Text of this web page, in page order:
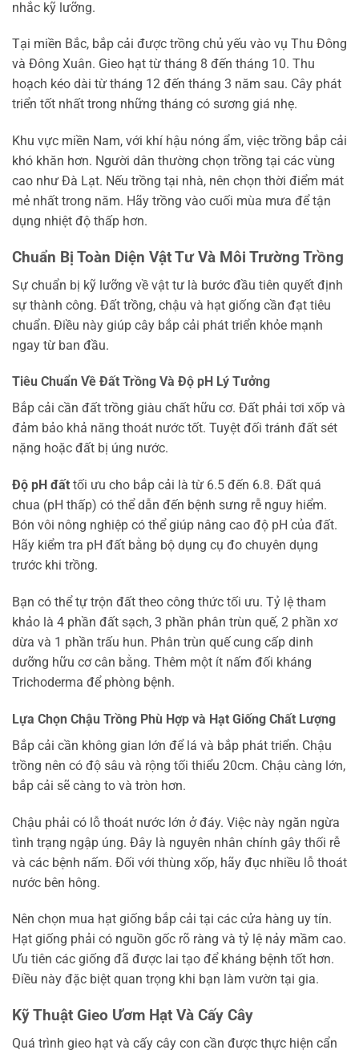
nhắc kỹ lưỡng.
Tại miền Bắc, bắp cải được trồng chủ yếu vào vụ Thu Đông
và Đông Xuân. Gieo hạt từ tháng 8 đến tháng 10. Thu
hoạch kéo dài từ tháng 12 đến tháng 3 năm sau. Cây phát
triển tốt nhất trong những tháng có sương giá nhẹ.
Khu vực miền Nam, với khí hậu nóng ẩm, việc trồng bắp cải
khó khăn hơn. Người dân thường chọn trồng tại các vùng
cao như Đà Lạt. Nếu trồng tại nhà, nên chọn thời điểm mát
mẻ nhất trong năm. Hãy trồng vào cuối mùa mưa để tận
dụng nhiệt độ thấp hơn.
Chuẩn Bị Toàn Diện Vật Tư Và Môi Trường Trồng
Sự chuẩn bị kỹ lưỡng về vật tư là bước đầu tiên quyết định
sự thành công. Đất trồng, chậu và hạt giống cần đạt tiêu
chuẩn. Điều này giúp cây bắp cải phát triển khỏe mạnh
ngay từ ban đầu.
Tiêu Chuẩn Về Đất Trồng Và Độ pH Lý Tưởng
Bắp cải cần đất trồng giàu chất hữu cơ. Đất phải tơi xốp và
đảm bảo khả năng thoát nước tốt. Tuyệt đối tránh đất sét
nặng hoặc đất bị úng nước.
Độ pH đất tối ưu cho bắp cải là từ 6.5 đến 6.8. Đất quá
chua (pH thấp) có thể dẫn đến bệnh sưng rễ nguy hiểm.
Bón vôi nông nghiệp có thể giúp nâng cao độ pH của đất.
Hãy kiểm tra pH đất bằng bộ dụng cụ đo chuyên dụng
trước khi trồng.
Bạn có thể tự trộn đất theo công thức tối ưu. Tỷ lệ tham
khảo là 4 phần đất sạch, 3 phần phân trùn quế, 2 phần xơ
dừa và 1 phần trấu hun. Phân trùn quế cung cấp dinh
dưỡng hữu cơ cân bằng. Thêm một ít nấm đối kháng
Trichoderma để phòng bệnh.
Lựa Chọn Chậu Trồng Phù Hợp và Hạt Giống Chất Lượng
Bắp cải cần không gian lớn để lá và bắp phát triển. Chậu
trồng nên có độ sâu và rộng tối thiểu 20cm. Chậu càng lớn,
bắp cải sẽ càng to và tròn hơn.
Chậu phải có lỗ thoát nước lớn ở đáy. Việc này ngăn ngừa
tình trạng ngập úng. Đây là nguyên nhân chính gây thối rễ
và các bệnh nấm. Đối với thùng xốp, hãy đục nhiều lỗ thoát
nước bên hông.
Nên chọn mua hạt giống bắp cải tại các cửa hàng uy tín.
Hạt giống phải có nguồn gốc rõ ràng và tỷ lệ nảy mầm cao.
Ưu tiên các giống đã được lai tạo để kháng bệnh tốt hơn.
Điều này đặc biệt quan trọng khi bạn làm vườn tại gia.
Kỹ Thuật Gieo Ươm Hạt Và Cấy Cây
Quá trình gieo hạt và cấy cây con cần được thực hiện cẩn